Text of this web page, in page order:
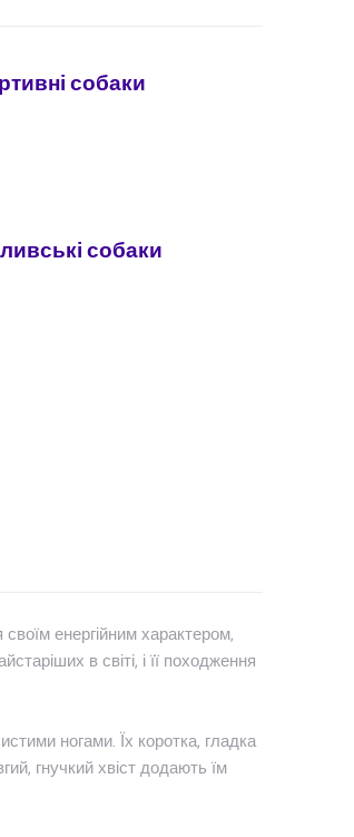
собаки
собаки
енергійним характером,
в світі, і її походження
ногами. Їх коротка, гладка
гнучкий хвіст додають їм